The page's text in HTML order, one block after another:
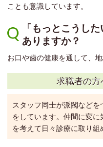
ことも意識しています。
「もっとこうし
ありますか？
お口や歯の健康を通して、
求職者の
スタッフ同士が派閥など
をしています。仲間に変
を考えて日々診療に取り組